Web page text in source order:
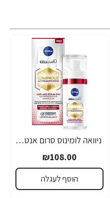
ניוואה לומינוס סרום אנטי אייג'ינג לטיפול בכתמים כהים 30 מ"ל - מבית NIVEA
₪108.00
הוסף לעגלה